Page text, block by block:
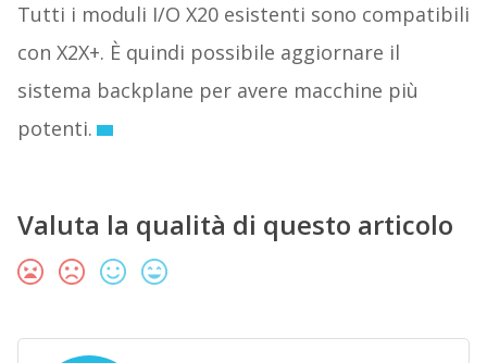
Tutti i moduli I/O X20 esistenti sono compatibili
con X2X+. È quindi possibile aggiornare il
sistema backplane per avere macchine più
potenti.
Valuta la qualità di questo articolo